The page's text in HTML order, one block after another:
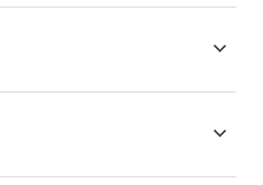
BTW en exclusief